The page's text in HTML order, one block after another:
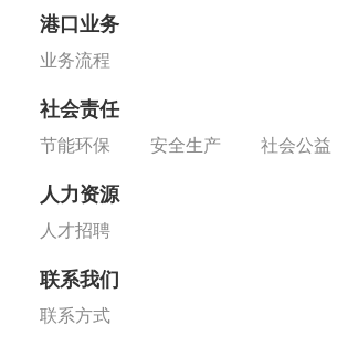
港口业务
业务流程
社会责任
节能环保 安全生产 社会公益
人力资源
人才招聘
联系我们
联系方式